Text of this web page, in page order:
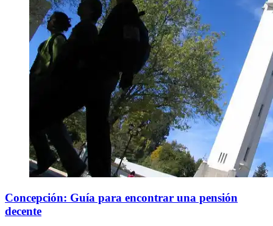
Concepción: Guía para encontrar una pensión
decente